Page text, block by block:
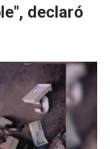
declaró